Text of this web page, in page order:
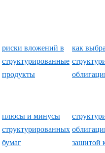
риски вложений в
структурированные
продукты
как
плюсы и минусы
структурированных
бумаг
защитой